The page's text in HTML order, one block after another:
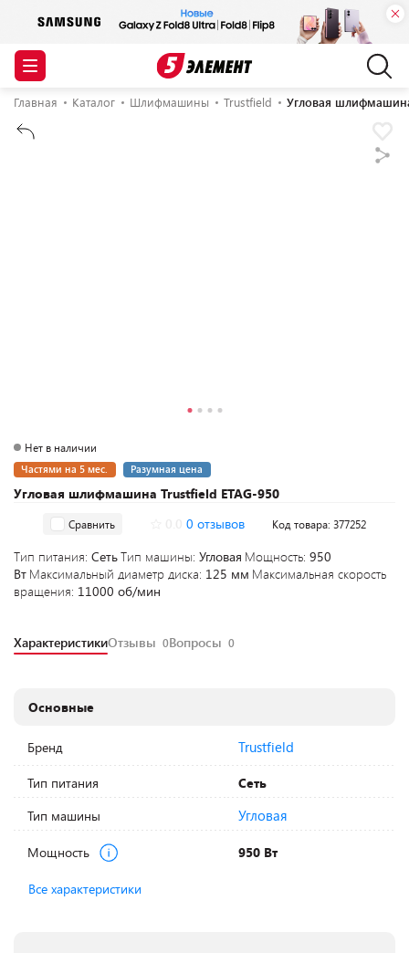
Главная Каталог Шлифмашины Trustfield Угловая
Угловая шлифмашина Trustfield ETAG-950
Нет в наличии
Частями на 5 мес. Разумная цена
Сравнить 0 отзывов Код товара: 377252
Тип питания: СетьТип машины: Угловая Мощность: 950
Вт Максимальный диаметр диска: 125 мм Максимальная скорость
вращения: 11000 об/мин
ХарактеристикиОтзывы 0Вопросы 0
Основные
Бренд Trustfield
Тип питания
Сеть
Тип машины
Угловая
Мощность 950 Вт
Все характеристики